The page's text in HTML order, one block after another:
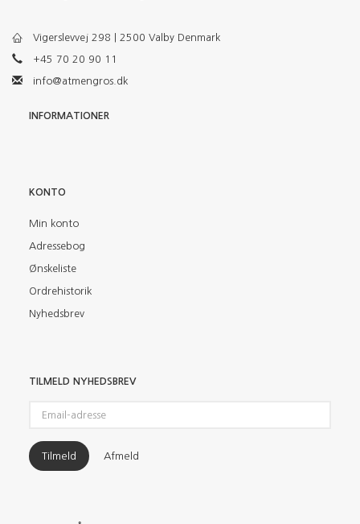
Vigerslevvej 298 | 2500 Valby Denmark
+45 70 20 90 11
info@atmengros.dk
INFORMATIONER
KONTO
Min konto
Adressebog
Ønskeliste
Ordrehistorik
Nyhedsbrev
TILMELD NYHEDSBREV
adresse
Tilmeld Afmeld